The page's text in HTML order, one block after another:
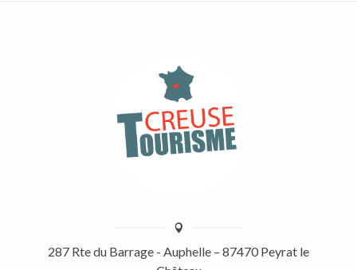
287 Rte du Barrage - Auphelle – 87470 Peyrat le